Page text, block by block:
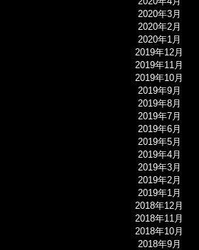
2020年3月
2020年2月
2020年1月
2019年12月
2019年11月
2019年10月
2019年9月
2019年8月
2019年7月
2019年6月
2019年5月
2019年4月
2019年3月
2019年2月
2019年1月
2018年12月
2018年11月
2018年10月
2018年9月